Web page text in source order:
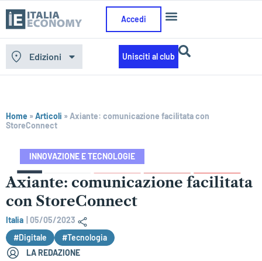
Accedi
Edizioni Unisciti al club
Home »Articoli »Axiante: comunicazione facilitata con
StoreConnect
INNOVAZIONE E TECNOLOGIE
Axiante: comunicazione facilitata
con StoreConnect
Italia
05/05/2023
#Digitale
#Tecnologia
LA REDAZIONE